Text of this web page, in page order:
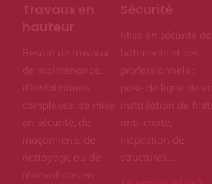
Travaux en
hauteur
Besoin de travaux
de maintenance,
d’installations
complexes, de mise
en sécurité, de
maçonnerie, de
nettoyage ou de
rénovations en
Sécurité
Mise en sécurité des
bâtiments et des
professionnels :
pose de ligne de vie,
installation de filets
anti-chute,
inspection de
structures,…